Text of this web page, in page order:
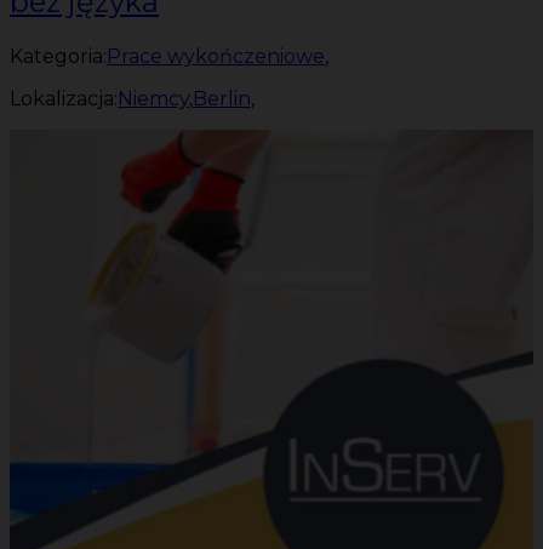
Kategoria: Prace wykończeniowe,
Lokalizacja: Niemcy,Berlin,